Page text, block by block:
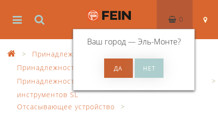
Ваш город —Эль-Монте?
0
Принадлежности
Принадлежности к осцил. инструменту
Принадлежности для осциллирующих
инструментов SL
Отсасывающее устройство